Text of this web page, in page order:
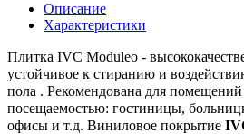
Описание
Характеристики
Плитка IVC Moduleo -
устойчивое к стиранию и
пола . Рекомендована для помещений
посещаемостью: гостиницы,
офисы и т.д. Виниловое покрытие